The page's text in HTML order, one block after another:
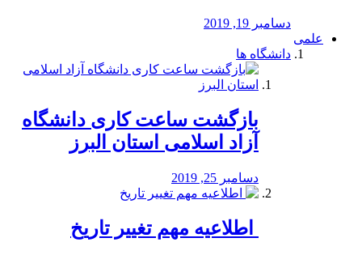
دسامبر 19, 2019
علمی
دانشگاه ها
بازگشت ساعت کاری دانشگاه
آزاد اسلامی استان البرز
دسامبر 25, 2019
️ اطلاعیه مهم تغییر تاریخ